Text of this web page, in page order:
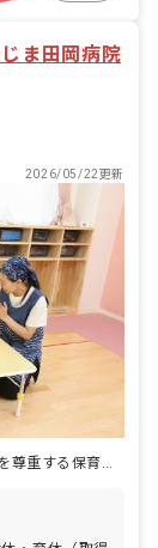
ま田岡病院
2026/05/22更新